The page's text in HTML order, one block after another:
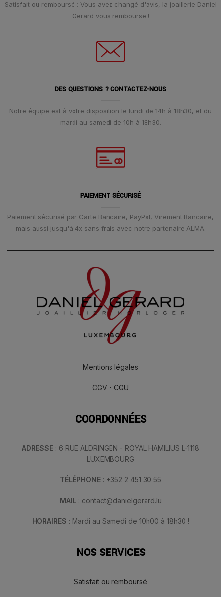
Satisfait ou remboursé : Vous avez changé d'avis, la joaillerie Daniel
Gerard vous rembourse !
DES QUESTIONS ? CONTACTEZ-NOUS
Notre équipe est à votre disposition le lundi de 14h à 18h30, et du
mardi au samedi de 10h à 18h30.
PAIEMENT SÉCURISÉ
Paiement sécurisé par Carte Bancaire, PayPal, Virement Bancaire,
mais aussi jusqu'à 4x sans frais avec notre partenaire ALMA.
Mentions légales
CGV - CGU
COORDONNÉES
ADRESSE : 6 RUE ALDRINGEN - ROYAL HAMILIUS L-1118
LUXEMBOURG
TÉLÉPHONE : +352 2 451 30 55
MAIL : contact@danielgerard.lu
HORAIRES : Mardi au Samedi de 10h00 à 18h30 !
NOS SERVICES
Satisfait ou remboursé